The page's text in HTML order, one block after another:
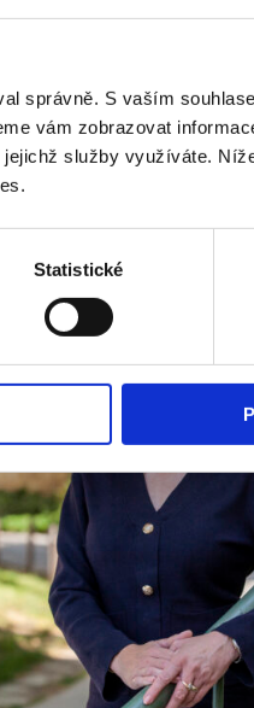
správně. S vaším
vám zobrazovat
služby využíváte.
Statistické
doma jsem
dnes už rekord je